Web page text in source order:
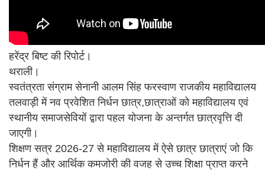
हरेंद्र बिष्ट की रिपोर्ट।
थराली।
स्वतंत्रता संग्राम सेनानी आलम सिंह फरस्वाण राजकीय महाविद्यालय
तलवाड़ी में नव प्रवेशित निर्धन छात्र,छात्राओं को महाविद्यालय एवं
स्थानीय समाजसेवियों द्वारा पहल योजना के अन्तर्गत छात्रवृत्ति दी
जाएगी।
शिक्षण सत्र 2026-27 से महाविद्यालय में ऐसे छात्र छात्राएं जो कि
निर्धन हैं और आर्थिक कमजोरी की वजह से उच्च शिक्षा प्राप्त करने